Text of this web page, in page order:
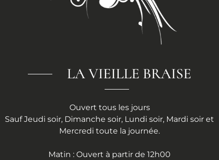
LA VIEILLE BRAISE
Ouvert tous les jours
Sauf Jeudi soir, Dimanche soir, Lundi soir, Mardi soir et
Mercredi toute la journée.
Matin : Ouvert à partir de 12h00